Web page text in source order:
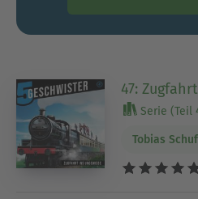
47:
Serie (Teil
Tobias